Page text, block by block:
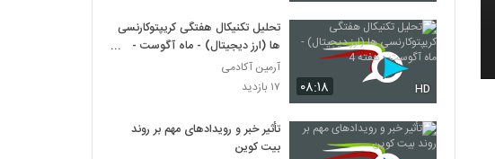
۰۸:۱۸ HD
تحلیل تکنیکال هفتگی کریپتوکارنسی
ها (ارز دیجیتال) - ماه آگوست -
هفته 4
آرمین آکادمی
۱۷ بازدید
تأثیر خبر و رویدادهای مهم بر روند
بیت کوین